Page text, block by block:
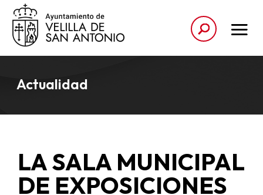
Actualidad
LA SALA MUNICIPAL
DE EXPOSICIONES